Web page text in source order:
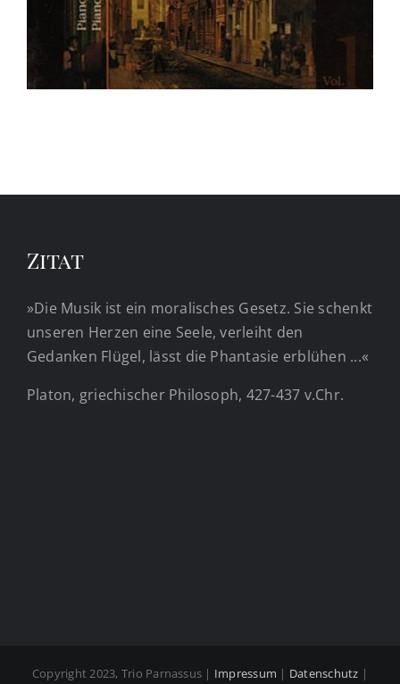
Zitat
»Die Musik ist ein moralisches Gesetz. Sie schenkt
unseren Herzen eine Seele, verleiht den
Gedanken Flügel, lässt die Phantasie erblühen ...«
Platon, griechischer Philosoph, 427-437 v.Chr.
Copyright 2023, Trio Parnassus | Impressum | Datenschutz |